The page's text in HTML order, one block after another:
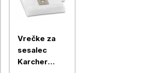
Vrečke za
sesalec
Karcher